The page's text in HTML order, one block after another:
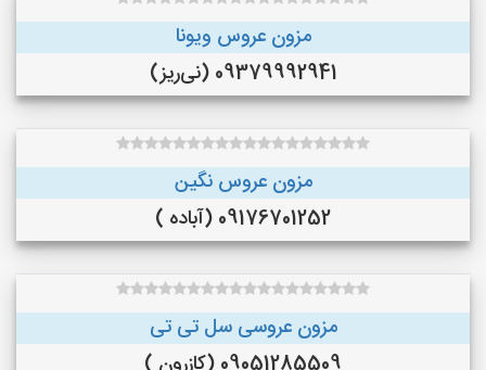
مزون عروس ویونا
09379992941 (نی‌ریز)
مزون عروس نگین
09176701252 (آباده )
مزون عروسی سل تی تی